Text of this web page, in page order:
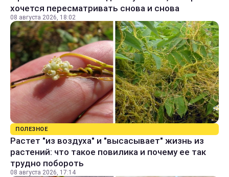
хочется пересматривать снова и снова
08 августа 2026, 18:02
ПОЛЕЗНОЕ
Растет "из воздуха" и "высасывает" жизнь из
растений: что такое повилика и почему ее так
трудно побороть
08 августа 2026, 17:14